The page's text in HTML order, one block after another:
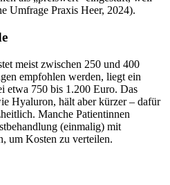
Umfrage Praxis Heer, 2024).
meist zwischen 250 und 400
empfohlen werden, liegt ein
etwa 750 bis 1.200 Euro. Das
Hyaluron, hält aber kürzer – dafür
Manche Patientinnen
(einmalig) mit
um Kosten zu verteilen.